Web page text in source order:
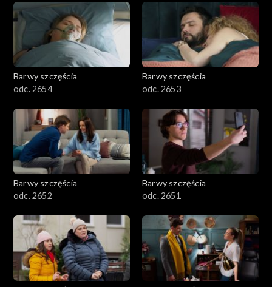
Barwy szczęścia
odc. 2654
Barwy szczęścia
odc. 2653
Barwy szczęścia
odc. 2652
Barwy szczęścia
odc. 2651